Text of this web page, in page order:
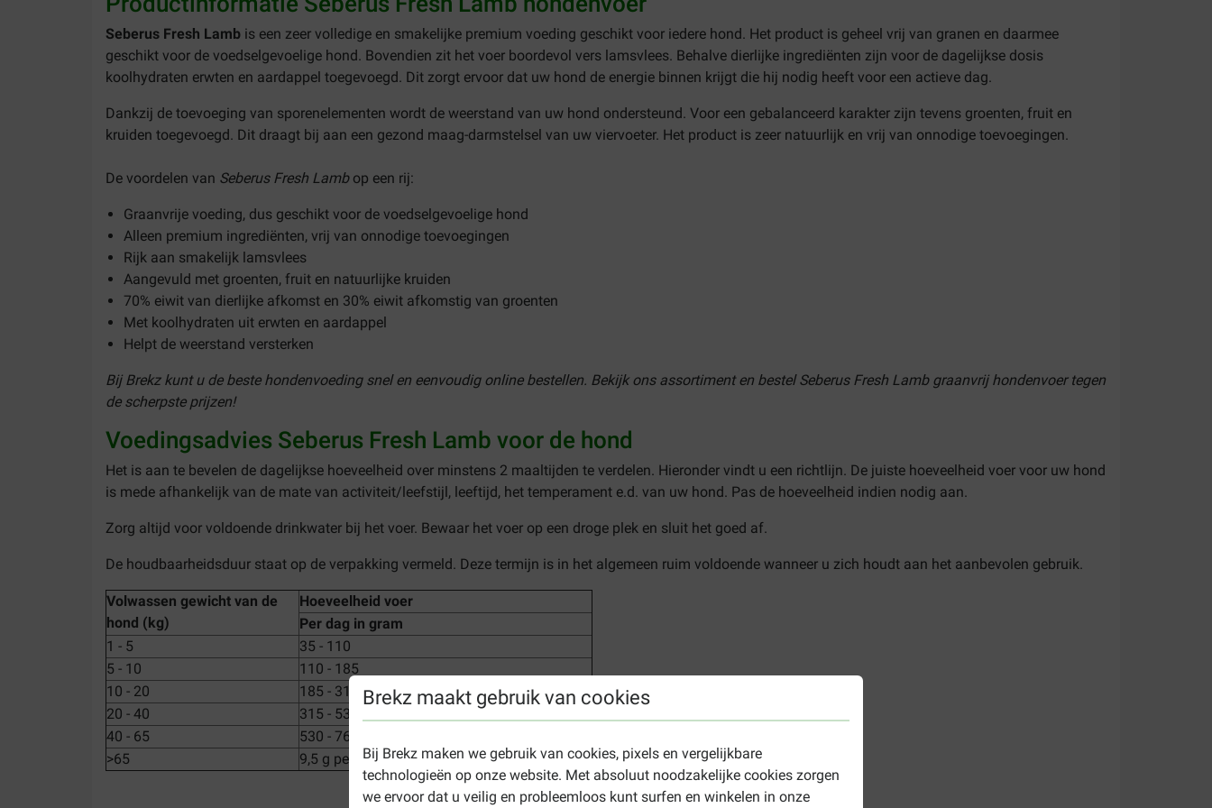
Brekz maakt gebruik van cookies
Bij Brekz maken we gebruik van cookies, pixels en vergelijkbare
technologieën op onze website. Met absoluut noodzakelijke cookies zorgen
we ervoor dat u veilig en probleemloos kunt surfen en winkelen in onze
Seberus Fresh Lamb is een zeer volledige en smakelijke premium voeding geschikt voor iedere hond. Het product is geheel vrij van granen en daarmee
geschikt voor de voedselgevoelige hond. Bovendien zit het voer boordevol vers lamsvlees. Behalve dierlijke ingrediënten zijn voor de dagelijkse dosis
koolhydraten erwten en aardappel toegevoegd. Dit zorgt ervoor dat uw hond de energie binnen krijgt die hij nodig heeft voor een actieve dag.
Dankzij de toevoeging van sporenelementen wordt de weerstand van uw hond ondersteund. Voor een gebalanceerd karakter zijn tevens groenten, fruit en
kruiden toegevoegd. Dit draagt bij aan een gezond maag-darmstelsel van uw viervoeter. Het product is zeer natuurlijk en vrij van onnodige toevoegingen.
De voordelen van Seberus Fresh Lambop een rij:
Graanvrije voeding, dus geschikt voor de voedselgevoelige hond
Alleen premium ingrediënten, vrij van onnodige toevoegingen
Rijk aan smakelijk lamsvlees
Aangevuld met groenten, fruit en natuurlijke kruiden
70% eiwit van dierlijke afkomst en 30% eiwit afkomstig van groenten
Met koolhydraten uit erwten en aardappel
Helpt de weerstand versterken
Bij Brekz kunt u de beste hondenvoeding snel en eenvoudig online bestellen. Bekijk ons assortiment en bestel Seberus Fresh Lamb graanvrij hondenvoer tegen
de scherpste prijzen!
Voedingsadvies Seberus Fresh Lamb voor de hond
Het is aan te bevelen de dagelijkse hoeveelheid over minstens 2 maaltijden te verdelen. Hieronder vindt u een richtlijn. De juiste hoeveelheid voer voor uw hond
is mede afhankelijk van de mate van activiteit/leefstijl, leeftijd, het temperament e.d. van uw hond. Pas de hoeveelheid indien nodig aan.
Zorg altijd voor voldoende drinkwater bij het voer. Bewaar het voer op een droge plek en sluit het goed af.
De houdbaarheidsduur staat op de verpakking vermeld. Deze termijn is in het algemeen ruim voldoende wanneer u zich houdt aan het aanbevolen gebruik.
Volwassen gewicht van de
hond (kg)
Hoeveelheid voer
Per dag in gram
1 - 5
35 - 110
5 - 10
110 - 185
10 - 20
185 - 315
20 - 40
315 - 530
40 - 65
530 - 760
>65
9,5 g per/kg lichaamsgewicht